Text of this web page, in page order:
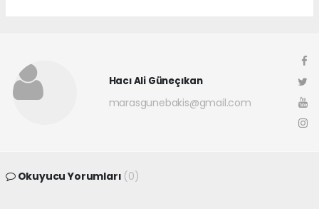
Hacı Ali Güneçıkan
marasgunebakis@gmail.com
Okuyucu Yorumları (0)